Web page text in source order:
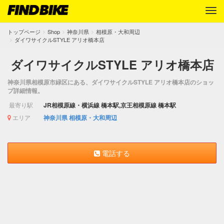
トップページ Shop 神奈川県
相模原・大和周辺
ダイワサイクルSTYLE アリオ橋本店
ダイワサイクルSTYLE アリオ橋本店
神奈川県相模原市緑区にある、ダイワサイクルSTYLE アリオ橋本店のショッ
プ詳細情報。
最寄り駅 JR相模原線・横浜線 橋本駅,京王相模原線 橋本駅
エリア 神奈川県相模原・大和周辺
電話する